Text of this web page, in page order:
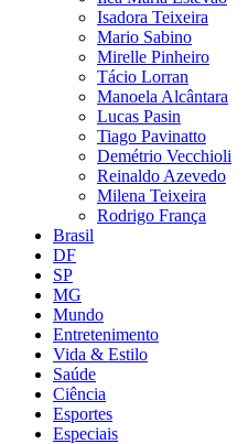
Isadora Teixeira
Mario Sabino
Mirelle Pinheiro
Tácio Lorran
Manoela Alcântara
Lucas Pasin
Tiago Pavinatto
Demétrio Vecchioli
Reinaldo Azevedo
Milena Teixeira
Rodrigo França
Brasil
DF
SP
MG
Mundo
Entretenimento
Vida & Estilo
Saúde
Ciência
Esportes
Especiais